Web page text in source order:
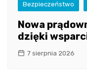
Bezpieczeństwo
Nowa
dzięki
7 sierpnia 2026